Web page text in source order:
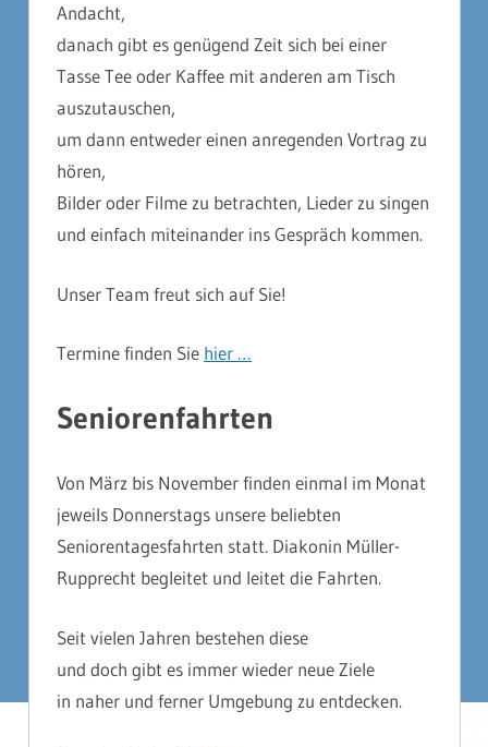
Andacht,
danach gibt es genügend Zeit sich bei einer
Tasse Tee oder Kaffee mit anderen am Tisch
auszutauschen,
um dann entweder einen anregenden Vortrag zu
hören,
Bilder oder Filme zu betrachten, Lieder zu singen
und einfach miteinander ins Gespräch kommen.
Unser Team freut sich auf Sie!
Termine finden Sie hier …
Seniorenfahrten
Von März bis November finden einmal im Monat
jeweils Donnerstags unsere beliebten
Seniorentagesfahrten statt. Diakonin Müller-
Rupprecht begleitet und leitet die Fahrten.
Seit vielen Jahren bestehen diese
und doch gibt es immer wieder neue Ziele
in naher und ferner Umgebung zu entdecken.